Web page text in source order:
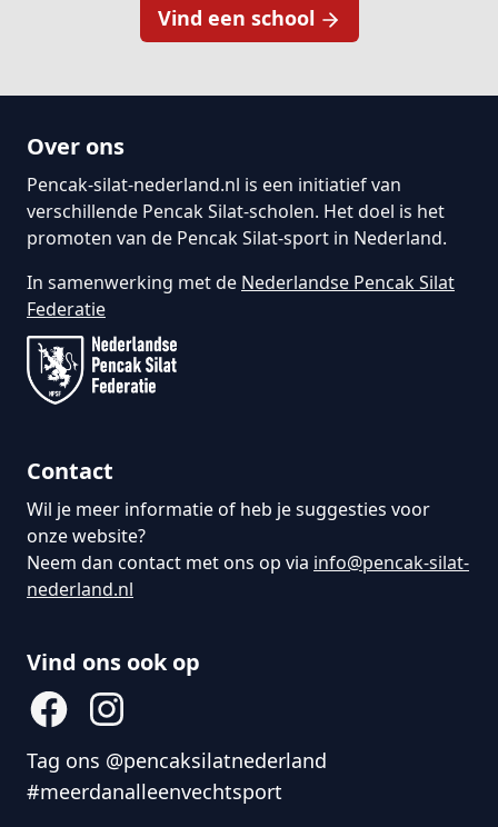
Vind een school
Over ons
Pencak-silat-nederland.nl is een initiatief van
verschillende Pencak Silat-scholen. Het doel is het
promoten van de Pencak Silat-sport in Nederland.
In samenwerking met de Nederlandse Pencak Silat
Federatie
Contact
Wil je meer informatie of heb je suggesties voor
onze website?
Neem dan contact met ons op via info@pencak-silat-
nederland.nl
Vind ons ook op
Tag ons @pencaksilatnederland
#meerdanalleenvechtsport